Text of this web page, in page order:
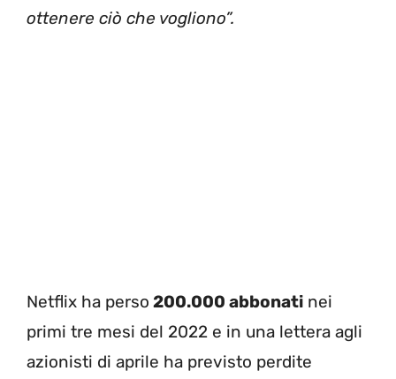
ottenere ciò che vogliono”.
Netflix ha perso 200.000 abbonati nei
primi tre mesi del 2022 e in una lettera agli
azionisti di aprile ha previsto perdite